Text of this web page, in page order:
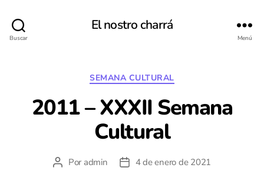
Buscar
El nostro charrá
Menú
Categorías
SEMANA CULTURAL
2011 – XXXII Semana
Cultural
Autor
Por admin
Fecha4 de enero de 2021